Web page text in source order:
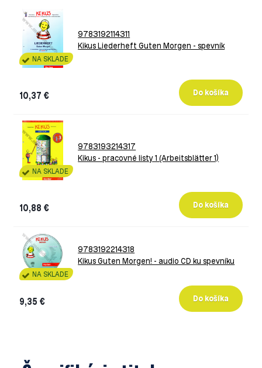
9783192114311
Kikus Liederheft Guten Morgen - spevník
NA SKLADE
10,37 €
9783193214317
Kikus - pracovné listy 1 (Arbeitsblätter 1)
NA SKLADE
10,88 €
9783192214318
Kikus Guten Morgen! - audio CD ku spevníku
NA SKLADE
9,35 €